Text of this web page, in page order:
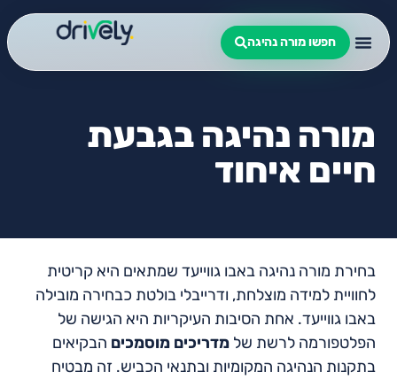
חפשו מורה נהיגה
מורה נהיגה בגבעת
חיים איחוד
בחירת מורה נהיגה באבו גווייעד שמתאים היא קריטית
לחוויית למידה מוצלחת, ודרייבלי בולטת כבחירה מובילה
באבו גווייעד. אחת הסיבות העיקריות היא הגישה של
הפלטפורמה לרשת של מדריכים מוסמכים הבקיאים
בתקנות הנהיגה המקומיות ובתנאי הכביש. זה מבטיח